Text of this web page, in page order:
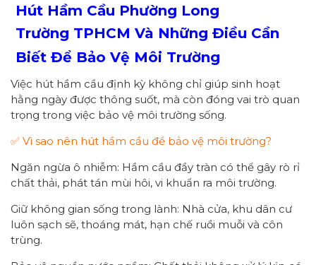
Hút Hầm Cầu Phường Long
Trường TPHCM Và Những Điều Cần
Biết Để Bảo Vệ Môi Trường
Việc hút hầm cầu định kỳ không chỉ giúp sinh hoạt
hằng ngày được thông suốt, mà còn đóng vai trò quan
trọng trong việc bảo vệ môi trường sống.
✅ Vì sao nên hút hầm cầu để bảo vệ môi trường?
Ngăn ngừa ô nhiễm: Hầm cầu đầy tràn có thể gây rò rỉ
chất thải, phát tán mùi hôi, vi khuẩn ra môi trường.
Giữ không gian sống trong lành: Nhà cửa, khu dân cư
luôn sạch sẽ, thoáng mát, hạn chế ruồi muỗi và côn
trùng.